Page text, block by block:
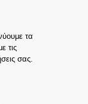
τα
τις
σας.